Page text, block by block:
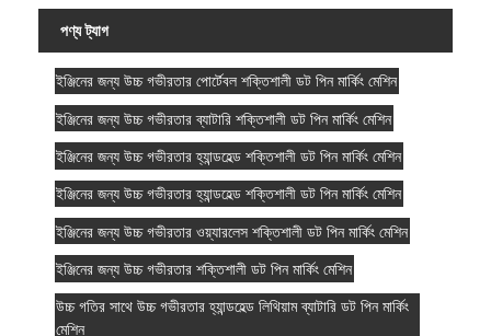
পণ্য ট্যাগ
ইঞ্জিনের জন্য উচ্চ গভীরতার পোর্টেবল শক্তিশালী ডট পিন মার্কিং মেশিন
ইঞ্জিনের জন্য উচ্চ গভীরতার ব্যাটারি শক্তিশালী ডট পিন মার্কিং মেশিন
ইঞ্জিনের জন্য উচ্চ গভীরতার হ্যান্ডহেল্ড শক্তিশালী ডট পিন মার্কিং মেশিন
ইঞ্জিনের জন্য উচ্চ গভীরতার হ্যান্ডহেল্ড শক্তিশালী ডট পিন মার্কিং মেশিন
ইঞ্জিনের জন্য উচ্চ গভীরতার ওয়্যারলেস শক্তিশালী ডট পিন মার্কিং মেশিন
ইঞ্জিনের জন্য উচ্চ গভীরতার শক্তিশালী ডট পিন মার্কিং মেশিন
উচ্চ গতির সাথে উচ্চ গভীরতার হ্যান্ডহেল্ড লিথিয়াম ব্যাটারি ডট পিন মার্কিং
মেশিন